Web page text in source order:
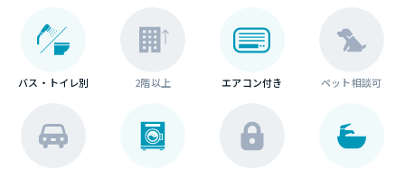
バス・トイレ別 2階以上 エアコン付き ペット相談可